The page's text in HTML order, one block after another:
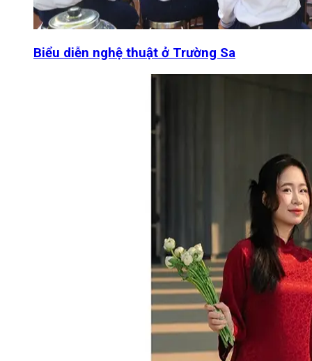
Biểu diễn nghệ thuật ở Trường Sa